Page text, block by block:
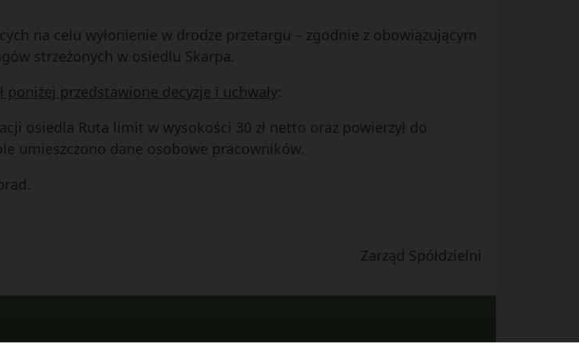
na celu wyłonienie w drodze przetargu – zgodnie z obowiązującym
strzeżonych w osiedlu Skarpa.
poniżej przedstawione decyzje i uchwały:
osiedla Ruta limit w wysokości 30 zł netto oraz powierzył do
umieszczono dane osobowe pracowników.
Zarząd Spółdzielni